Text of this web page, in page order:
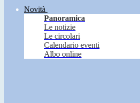
Novità
Panoramica
Le notizie
Le circolari
Calendario eventi
Albo online